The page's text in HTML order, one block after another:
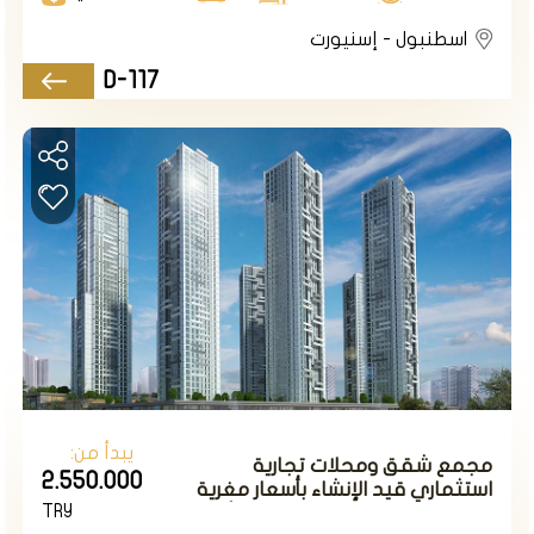
هي حديقة كبيرة وجميلة، تشتهر
بمسطحاتها المائية وشلالاتها الصناعية ومساحاتها الخضراء
الواسعة. توفر الحديقة العديد من المرافق الاجتماعية والرياضية
والتعليمية للزوار، مثل المسابح والنوادي والمكتبات والمسارح
متحف الشوكولاته:هو متحف فريد من نوعه في العالم،
يعرض هياكل ومجسمات مصنوعة بالكامل من
الشوكولاته. يمكن للزوار مشاهدة مراحل تصنيع الشوكولاته
وتذوقها وشرائها
مركز مرمرة بارك:هو مول تجاري وترفيهي ضخم، يضم أكثر
من 250 محلاً تجارياً ومطعماً ومقهى، بالإضافة إلى سينما
ومنتزه ألعاب ومسجد. يتميز المول بتصميمه المعماري الرائع
وإطلالته البحرية الخلابة
المواصلات في أسنيورت
اسطنبول - إسنيورت
D-117
مجمع شقق ومحلات تجارية
استثماري قيد الإنشاء بأسعار مغرية
يبدأ من:
2.550.000
TRY